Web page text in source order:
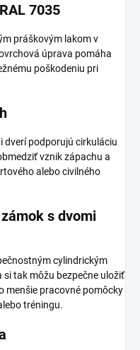
7035
práškovým lakom v
úprava pomáha
poškodeniu pri
dverí podporujú cirkuláciu
vznik zápachu a
alebo civilného
s dvomi
cylindrickým
tak môžu bezpečne uložiť
menšie pracovné pomôcky
tréningu.